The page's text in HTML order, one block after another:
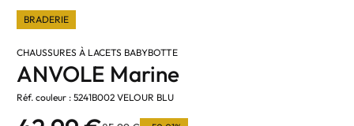
BRADERIE
CHAUSSURES À LACETS BABYBOTTE
ANVOLE Marine
Réf. couleur : 5241B002 VELOUR BLU